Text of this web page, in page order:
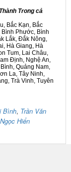
Trong cả
Bắc Kạn, Bắc
Phước, Bình
Lắk, Đắk Nông,
Hà Giang, Hà
Tum, Lai Châu,
Định, Nghệ An,
Quảng Nam,
La, Tây Ninh,
Trà Vinh, Tuyên
Bình, Trần Văn
Ngọc Hiển